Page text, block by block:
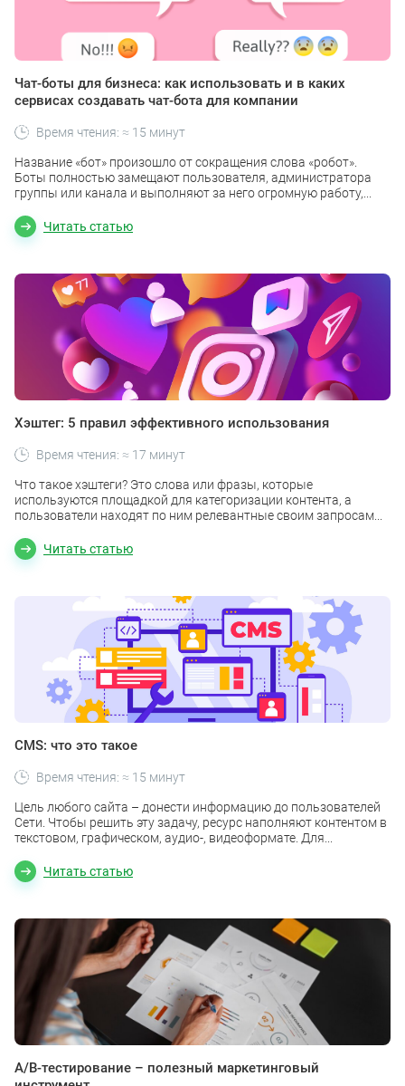
Чат-боты для бизнеса: как использовать и в каких
сервисах создавать чат-бота для компании
Название «бот» произошло от сокращения слова «робот».
Боты полностью замещают пользователя, администратора
группы или канала и выполняют за него огромную работу,...
Читать статью
Время чтения: ≈ 15 минут
Хэштег: 5 правил эффективного использования
Что такое хэштеги? Это слова или фразы, которые
используются площадкой для категоризации контента, а
пользователи находят по ним релевантные своим запросам...
Читать статью
Время чтения: ≈ 17 минут
CMS: что это такое
Цель любого сайта – донести информацию до пользователей
Сети. Чтобы решить эту задачу, ресурс наполняют контентом в
текстовом, графическом, аудио-, видеоформате. Для...
Читать статью
Время чтения: ≈ 15 минут
A/B-тестирование – полезный маркетинговый